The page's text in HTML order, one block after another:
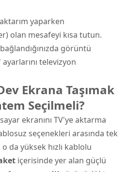
yaparken
olan mesafeyi kısa tutun.
görüntü
televizyon
Ekrana Taşımak
Seçilmeli?
ekranını TV'ye aktarma
seçenekleri arasında tek
da yüksek hızlı kablolu
içerisinde yer alan güçlü